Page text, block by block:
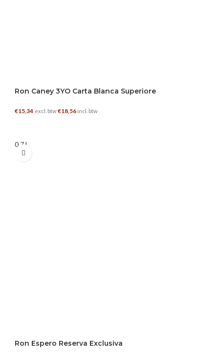
Ron Caney 3YO Carta Blanca Superiore
€15,34 excl. btw€18,56 incl. btw
0.7 L
Ron Espero Reserva Exclusiva